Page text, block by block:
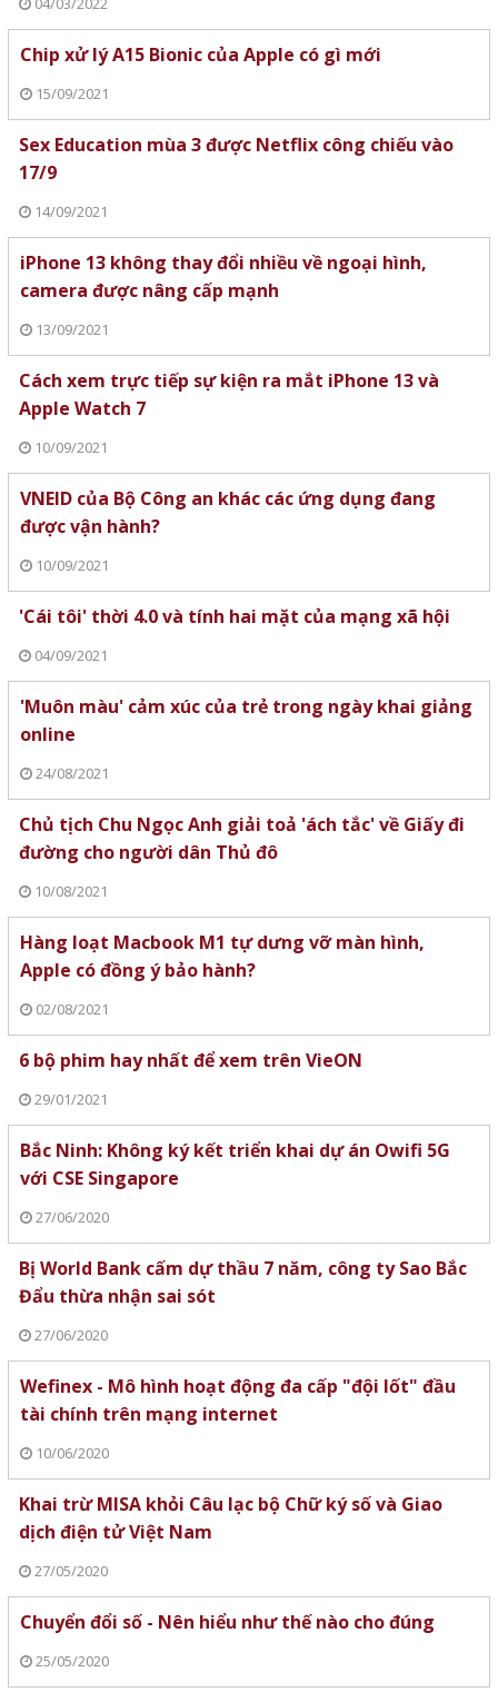
Chip xử lý A15 Bionic của Apple có gì mới
15/09/2021
Sex Education mùa 3 được Netflix công chiếu vào
17/9
14/09/2021
iPhone 13 không thay đổi nhiều về ngoại hình,
camera được nâng cấp mạnh
13/09/2021
Cách xem trực tiếp sự kiện ra mắt iPhone 13 và
Apple Watch 7
10/09/2021
VNEID của Bộ Công an khác các ứng dụng đang
được vận hành?
10/09/2021
'Cái tôi' thời 4.0 và tính hai mặt của mạng xã hội
04/09/2021
'Muôn màu' cảm xúc của trẻ trong ngày khai giảng
online
24/08/2021
Chủ tịch Chu Ngọc Anh giải toả 'ách tắc' về Giấy đi
đường cho người dân Thủ đô
10/08/2021
Hàng loạt Macbook M1 tự dưng vỡ màn hình,
Apple có đồng ý bảo hành?
02/08/2021
6 bộ phim hay nhất để xem trên VieON
29/01/2021
Bắc Ninh: Không ký kết triển khai dự án Owifi 5G
với CSE Singapore
27/06/2020
Bị World Bank cấm dự thầu 7 năm, công ty Sao Bắc
Đẩu thừa nhận sai sót
27/06/2020
Wefinex - Mô hình hoạt động đa cấp "đội lốt" đầu
tài chính trên mạng internet
10/06/2020
Khai trừ MISA khỏi Câu lạc bộ Chữ ký số và Giao
dịch điện tử Việt Nam
27/05/2020
Chuyển đổi số - Nên hiểu như thế nào cho đúng
25/05/2020